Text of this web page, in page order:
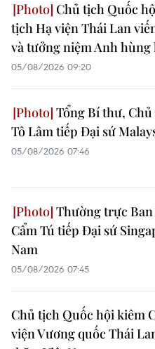
Chủ tịch Quốc
tịch Hạ viện Thái Lan
và tưởng niệm Anh hùng
05/08/2026 09:20
Tổng Bí thư,
Tô Lâm tiếp Đại sứ
05/08/2026 07:46
Thường trực
Cẩm Tú tiếp Đại sứ
Nam
05/08/2026 07:45
Chủ tịch Quốc hội kiêm
viện Vương quốc Thái